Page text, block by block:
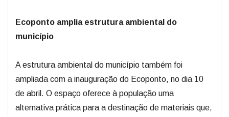
Ecoponto amplia estrutura ambiental do
município
A estrutura ambiental do município também foi
ampliada com a inauguração do Ecoponto, no dia 10
de abril. O espaço oferece à população uma
alternativa prática para a destinação de materiais que,